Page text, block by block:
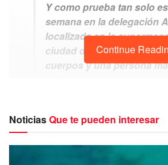
Y como prueba tan solo
semana en la delegación
localizada en la
ciudad de Cancún,
cuerpos y una persona
Continue
NoticiasQue te pueden interesar